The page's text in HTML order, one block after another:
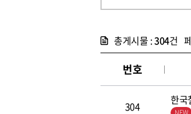
총게시물 :304건
번호
304 한국